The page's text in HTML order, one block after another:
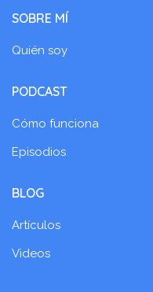
SOBRE MÍ
Quién soy
PODCAST
Cómo funciona
Episodios
BLOG
Artículos
Videos